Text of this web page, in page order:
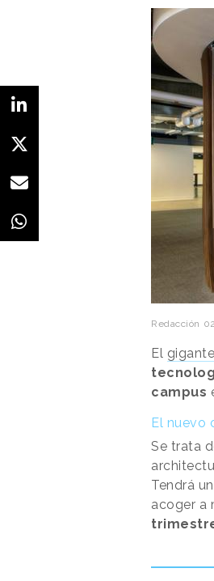
Redacción
El
campus
El nuevo
Se trata
Tendrá
acoger a